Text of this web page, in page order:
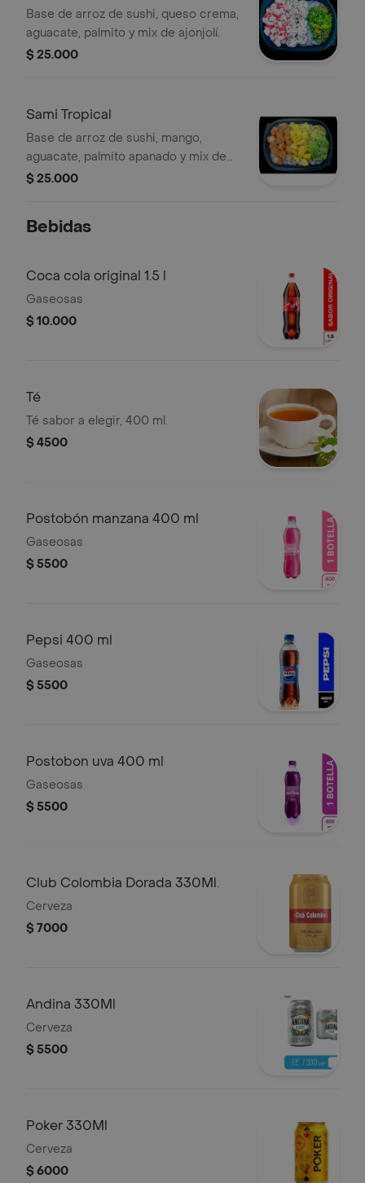
Base de arroz de sushi, queso crema,
aguacate, palmito y mix de ajonjolí.
$ 25.000
Sami Tropical
Base de arroz de sushi, mango,
aguacate, palmito apanado y mix de
ajonjolí.
$ 25.000
Bebidas
Coca cola original 1.5 l
Gaseosas
$ 10.000
Té
Té sabor a elegir, 400 ml.
$ 4500
Postobón manzana 400 ml
Gaseosas
$ 5500
Pepsi 400 ml
Gaseosas
$ 5500
Postobon uva 400 ml
Gaseosas
$ 5500
Club Colombia Dorada 330Ml.
Cerveza
$ 7000
Andina 330Ml
Cerveza
$ 5500
Poker 330Ml
Cerveza
$ 6000